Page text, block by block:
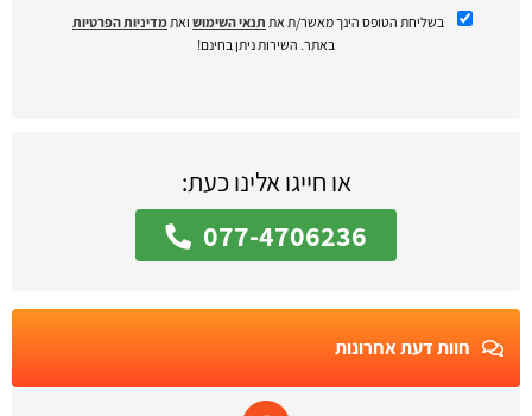
בשליחת הטופס הינך מאשר/ת את תנאי השימוש ואתמדיניות הפרטיות
באתר. השירות ניתן בחינם!
או חייגו אלינו כעת:
077-4706236
חוות דעת אחרונות